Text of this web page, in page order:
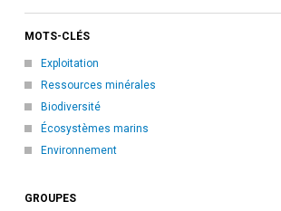
MOTS-CLÉS
Exploitation
Ressources minérales
Biodiversité
Écosystèmes marins
Environnement
GROUPES